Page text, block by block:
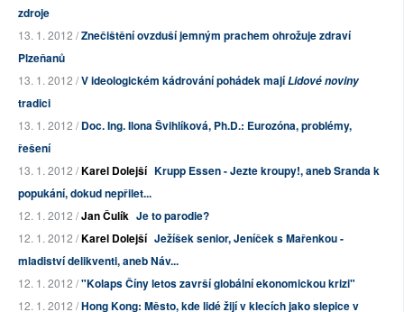
zdroje
13. 1. 2012 /Znečištění ovzduší jemným prachem ohrožuje zdraví
Plzeňanů
13. 1. 2012 /V ideologickém kádrování pohádek majíLidové noviny
tradici
13. 1. 2012 /Doc. Ing. Ilona Švihlíková, Ph.D.: Eurozóna, problémy,
řešení
13. 1. 2012 /Karel Dolejší Krupp Essen - Jezte kroupy!, aneb Sranda k
popukání, dokud nepřilet...
12. 1. 2012 /Jan Čulík Je to parodie?
12. 1. 2012 /Karel Dolejší Ježíšek senior, Jeníček s Mařenkou -
mladiství delikventi, aneb Náv...
12. 1. 2012 /"Kolaps Číny letos završí globální ekonomickou krizi"
12. 1. 2012 /Hong Kong: Město, kde lidé žijí v klecích jako slepice v